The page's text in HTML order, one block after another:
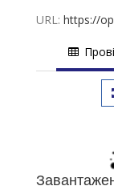
URL: https://